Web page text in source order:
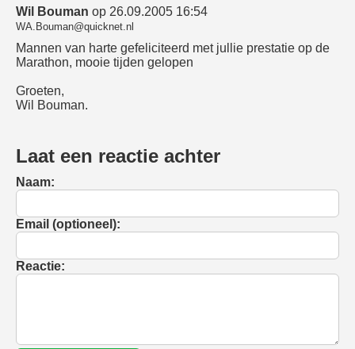
Wil Bouman op 26.09.2005 16:54
WA.Bouman@quicknet.nl
Mannen van harte gefeliciteerd met jullie prestatie op de
Marathon, mooie tijden gelopen
Groeten,
Wil Bouman.
Laat een reactie achter
Naam:
Email (optioneel):
Reactie: